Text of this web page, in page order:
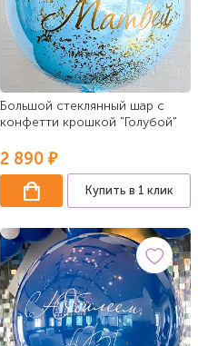
Большой стеклянный шар с
конфетти крошкой "Голубой"
2 890 ₽
Купить в 1 клик